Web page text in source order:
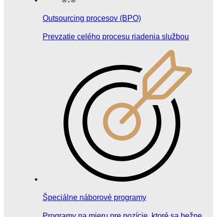
Outsourcing procesov (BPO)
Prevzatie celého procesu riadenia službou
Špeciálne náborové programy